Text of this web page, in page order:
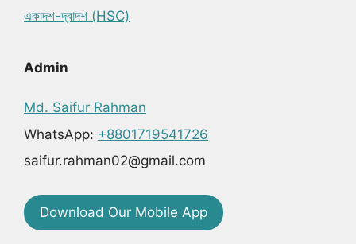
একাদশ-দ্বাদশ (HSC)
Admin
Md. Saifur Rahman
WhatsApp: +8801719541726
saifur.rahman02@gmail.com
Download Our Mobile App